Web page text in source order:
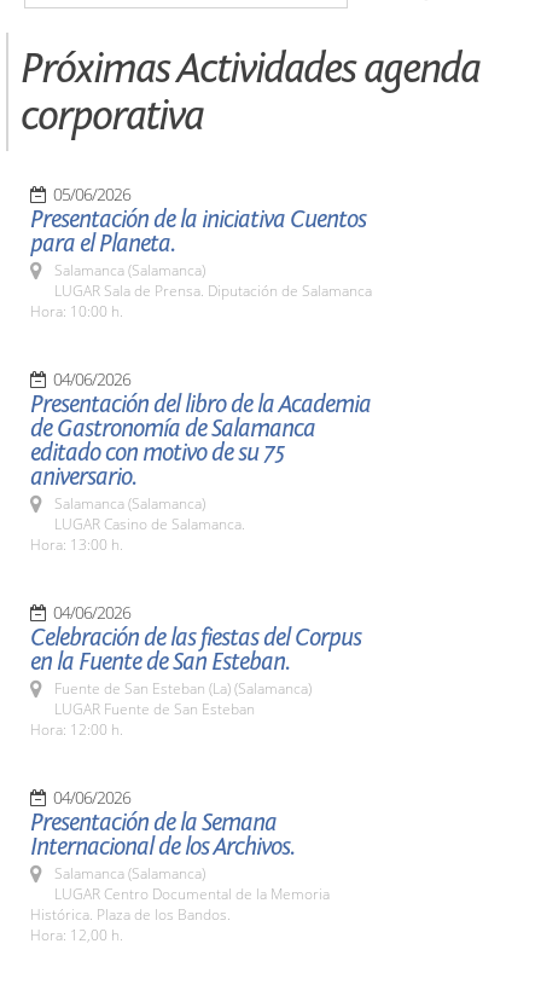
Próximas Actividades agenda
corporativa
05/06/2026
Presentación de la iniciativa Cuentos
para el Planeta.
Salamanca (Salamanca)
LUGAR Sala de Prensa. Diputación de Salamanca
Hora: 10:00 h.
04/06/2026
Presentación del libro de la Academia
de Gastronomía de Salamanca
editado con motivo de su 75
aniversario.
Salamanca (Salamanca)
LUGAR Casino de Salamanca.
Hora: 13:00 h.
04/06/2026
Celebración de las fiestas del Corpus
en la Fuente de San Esteban.
Fuente de San Esteban (La) (Salamanca)
LUGAR Fuente de San Esteban
Hora: 12:00 h.
04/06/2026
Presentación de la Semana
Internacional de los Archivos.
Salamanca (Salamanca)
LUGAR Centro Documental de la Memoria
Histórica. Plaza de los Bandos.
Hora: 12,00 h.